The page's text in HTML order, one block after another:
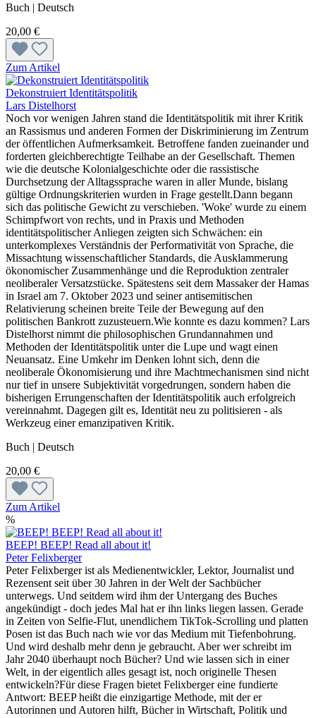
Buch | Deutsch
20,00 €
Zum Artikel
Dekonstruiert Identitätspolitik
Lars Distelhorst
Noch vor wenigen Jahren stand die Identitätspolitik mit ihrer Kritik
an Rassismus und anderen Formen der Diskriminierung im Zentrum
der öffentlichen Aufmerksamkeit. Betroffene fanden zueinander und
forderten gleichberechtigte Teilhabe an der Gesellschaft. Themen
wie die deutsche Kolonialgeschichte oder die rassistische
Durchsetzung der Alltagssprache waren in aller Munde, bislang
gültige Ordnungskriterien wurden in Frage gestellt.Dann begann
sich das politische Gewicht zu verschieben. 'Woke' wurde zu einem
Schimpfwort von rechts, und in Praxis und Methoden
identitätspolitischer Anliegen zeigten sich Schwächen: ein
unterkomplexes Verständnis der Performativität von Sprache, die
Missachtung wissenschaftlicher Standards, die Ausklammerung
ökonomischer Zusammenhänge und die Reproduktion zentraler
neoliberaler Versatzstücke. Spätestens seit dem Massaker der Hamas
in Israel am 7. Oktober 2023 und seiner antisemitischen
Relativierung scheinen breite Teile der Bewegung auf den
politischen Bankrott zuzusteuern.Wie konnte es dazu kommen? Lars
Distelhorst nimmt die philosophischen Grundannahmen und
Methoden der Identitätspolitik unter die Lupe und wagt einen
Neuansatz. Eine Umkehr im Denken lohnt sich, denn die
neoliberale Ökonomisierung und ihre Machtmechanismen sind nicht
nur tief in unsere Subjektivität vorgedrungen, sondern haben die
bisherigen Errungenschaften der Identitätspolitik auch erfolgreich
vereinnahmt. Dagegen gilt es, Identität neu zu politisieren - als
Werkzeug einer emanzipativen Kritik.
Buch | Deutsch
20,00 €
Zum Artikel
%
BEEP! BEEP! Read all about it!
Peter Felixberger
Peter Felixberger ist als Medienentwickler, Lektor, Journalist und
Rezensent seit über 30 Jahren in der Welt der Sachbücher
unterwegs. Und seitdem wird ihm der Untergang des Buches
angekündigt - doch jedes Mal hat er ihn links liegen lassen. Gerade
in Zeiten von Selfie-Flut, unendlichem TikTok-Scrolling und platten
Posen ist das Buch nach wie vor das Medium mit Tiefenbohrung.
Und wird deshalb mehr denn je gebraucht. Aber wer schreibt im
Jahr 2040 überhaupt noch Bücher? Und wie lassen sich in einer
Welt, in der eigentlich alles gesagt ist, noch originelle Thesen
entwickeln?Für diese Fragen bietet Felixberger eine fundierte
Antwort: BEEP heißt die einzigartige Methode, mit der er
Autorinnen und Autoren hilft, Bücher in Wirtschaft, Politik und